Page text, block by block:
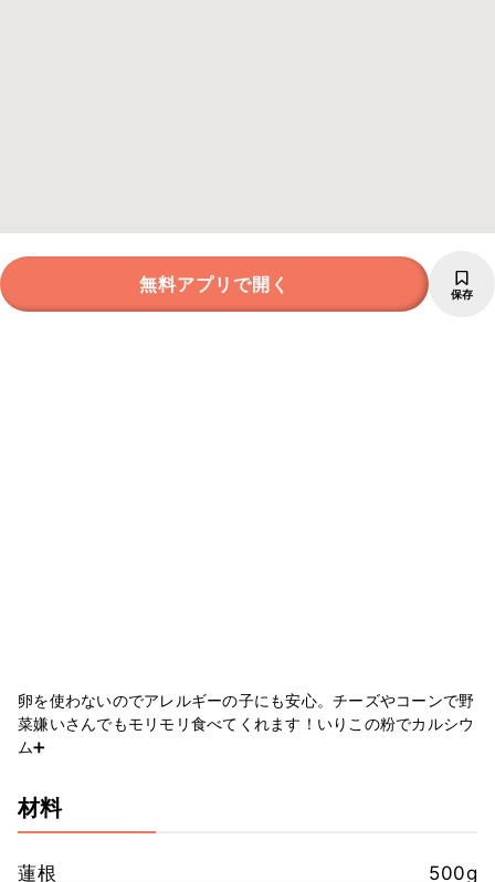
無料アプリで開く 保存
卵を使わないのでアレルギーの子にも安心。チーズやコーンで野
菜嫌いさんでもモリモリ食べてくれます！いりこの粉でカルシウ
ム➕
材料
蓮根
500g